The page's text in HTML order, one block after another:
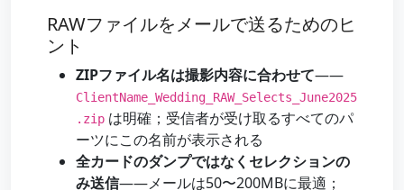
RAWファイルをメールで送るためのヒ
ント
ZIPファイル名は撮影内容に合わせて——
ClientName_Wedding_RAW_Selects_June2025
.zip は明確；受信者が受け取るすべてのパ
ーツにこの名前が表示される
全カードのダンプではなくセレクションの
み送信——メールは50〜200MBに最適；